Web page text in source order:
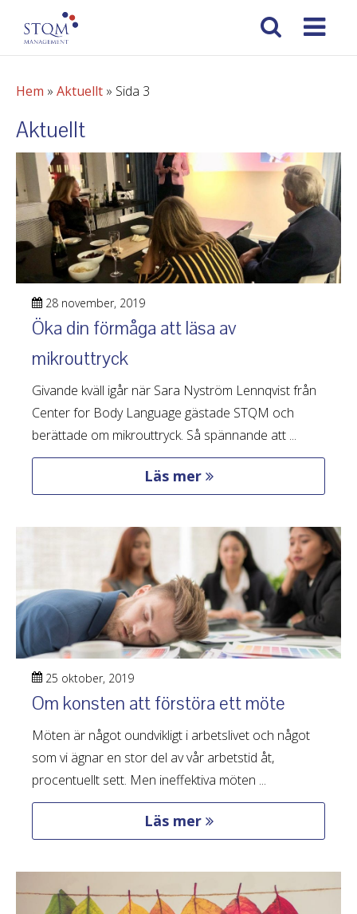
Hem » Aktuellt » Sida 3
Aktuellt
28 november, 2019
Öka din förmåga att läsa av
mikrouttryck
Givande kväll igår när Sara Nyström Lennqvist från
Center for Body Language gästade STQM och
berättade om mikrouttryck. Så spännande att ...
Läs mer
25 oktober, 2019
Om konsten att förstöra ett möte
Möten är något oundvikligt i arbetslivet och något
som vi ägnar en stor del av vår arbetstid åt,
procentuellt sett. Men ineffektiva möten ...
Läs mer